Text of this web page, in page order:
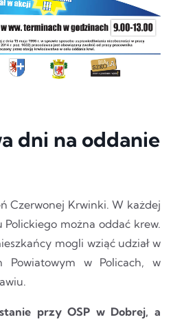
dni na oddanie
Czerwonej Krwinki. W każdej
można oddać krew.
mogli wziąć udział w
Powiatowym w Policach, w
przy OSP w Dobrej, a